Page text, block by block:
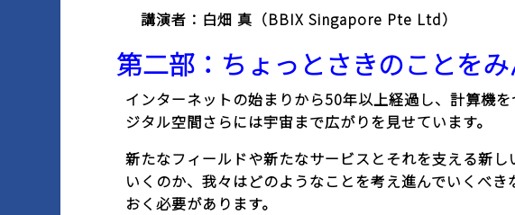
講演者：白畑 真（BBIX Singapore Pte Ltd）
第二部：ちょっとさきのことを
インターネットの始まりから50年以上経過し、計算機
ジタル空間さらには宇宙まで広がりを見せています。
新たなフィールドや新たなサービスとそれを支える新
いくのか、我々はどのようなことを考え進んでいくべ
おく必要があります。